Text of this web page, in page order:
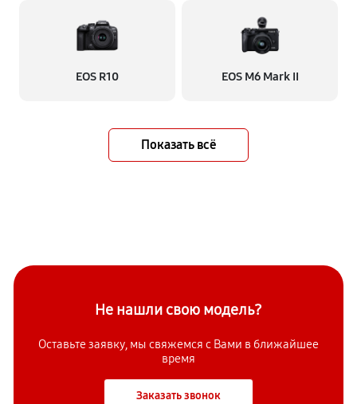
EOS R10 EOS M6 Mark II
Показать всё
Не нашли свою модель?
Оставьте заявку, мы свяжемся с Вами в ближайшее
время
Заказать звонок